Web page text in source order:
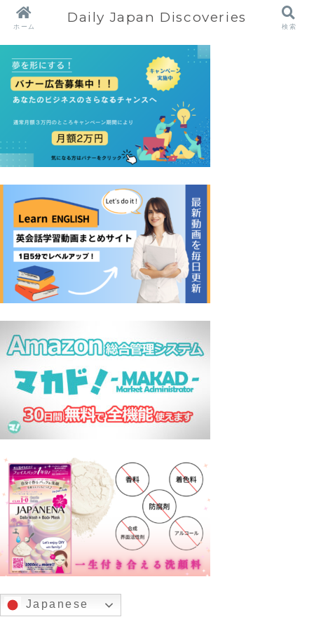
Japanese
ホーム
Daily Japan Discoveries
検索